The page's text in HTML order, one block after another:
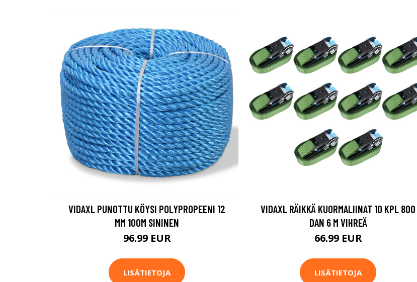
VIDAXL PUNOTTU KÖYSI POLYPROPEENI 12
MM 100M SININEN
96.99 EUR
LISÄTIETOJA
VIDAXL RÄIKKÄ KUORMALIINAT 10 KPL 800
DAN 6 M VIHREÄ
66.99 EUR
LISÄTIETOJA